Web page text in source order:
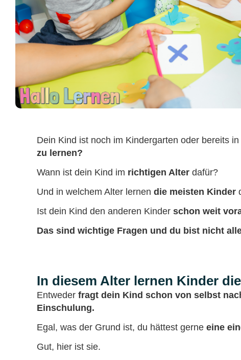
Dein Kind ist noch im Kindergarten oder bereits in
zu lernen?
Wann ist dein Kind im richtigen Alter dafür?
Und in welchem Alter lernen die meisten Kinder
Ist dein Kind den anderen Kinder schon weit
Das sind wichtige Fragen und du bist nicht
In diesem Alter lernen Kinder
Entweder fragt dein Kind schon von selbst
Einschulung.
Egal, was der Grund ist, du hättest gerne eine
Gut, hier ist sie.